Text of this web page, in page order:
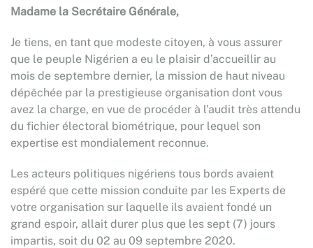
Madame la Secrétaire Générale,
Je tiens, en tant que modeste citoyen, à vous assurer
que le peuple Nigérien a eu le plaisir d’accueillir au
mois de septembre dernier, la mission de haut niveau
dépêchée par la prestigieuse organisation dont vous
avez la charge, en vue de procéder à l’audit très attendu
du fichier électoral biométrique, pour lequel son
expertise est mondialement reconnue.
Les acteurs politiques nigériens tous bords avaient
espéré que cette mission conduite par les Experts de
votre organisation sur laquelle ils avaient fondé un
grand espoir, allait durer plus que les sept (7) jours
impartis, soit du 02 au 09 septembre 2020.